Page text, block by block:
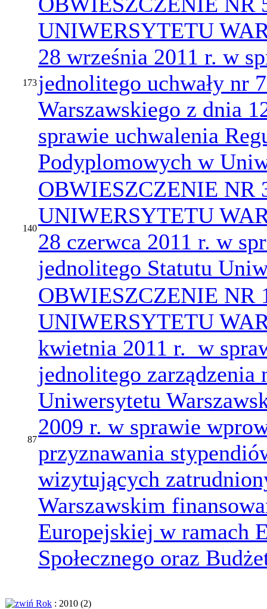
173
UNIWERSYTETU
28 września 2011 r. w
jednolitego uchwały nr
Warszawskiego z dnia
sprawie uchwalenia
Podyplomowych w
140
OBWIESZCZENIE NR
UNIWERSYTETU
28 czerwca 2011 r. w
jednolitego Statutu
87
OBWIESZCZENIE NR
UNIWERSYTETU
kwietnia 2011 r. w
jednolitego zarządzenia
Uniwersytetu
2009 r. w sprawie
przyznawania
wizytujących
Warszawskim
Europejskiej w ramach
Społecznego oraz
Rok : 2010 ‎(2)